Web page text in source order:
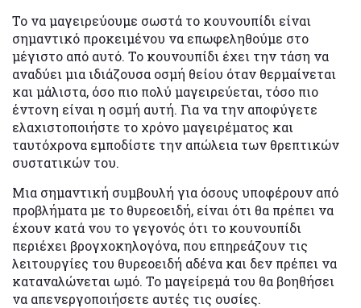
To να μαγειρεύουμε σωστά το κουνουπίδι είναι
σημαντικό προκειμένου να επωφεληθούμε στο
μέγιστο από αυτό. Το κουνουπίδι έχει την τάση να
αναδύει μια ιδιάζουσα οσμή θείου όταν θερμαίνεται
και μάλιστα, όσο πιο πολύ μαγειρεύεται, τόσο πιο
έντονη είναι η οσμή αυτή. Για να την αποφύγετε
ελαχιστοποιήστε το χρόνο μαγειρέματος και
ταυτόχρονα εμποδίστε την απώλεια των θρεπτικών
συστατικών του.
Mια σημαντική συμβουλή για όσους υποφέρουν από
προβλήματα με το θυρεοειδή, είναι ότι θα πρέπει να
έχουν κατά νου το γεγονός ότι το κουνουπίδι
περιέχει βρογχοκηλογόνα, που επηρεάζουν τις
λειτουργίες του θυρεοειδή αδένα και δεν πρέπει να
καταναλώνεται ωμό. Το μαγείρεμά του θα βοηθήσει
να απενεργοποιήσετε αυτές τις ουσίες.